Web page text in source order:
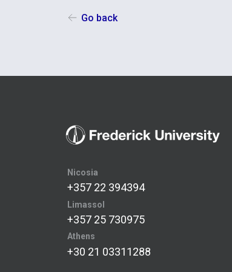
Go back
Nicosia
+357 22 394394
Limassol
+357 25 730975
Athens
+30 21 03311288